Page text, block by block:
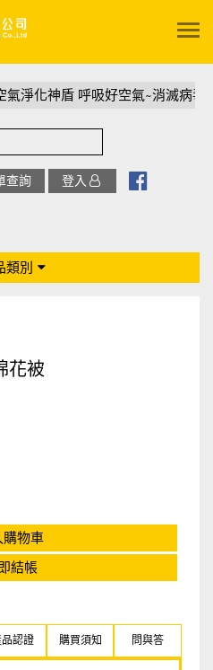
項目
案例
聚所
淨化神盾 呼吸好空氣~消滅病毒首
查詢 登入
類別
空氣淨化神盾
【平步青雲】系列鞋款
工蠶絲棉花被
乾麵
花被
購物車
結帳
品認證 購買須知 問與答